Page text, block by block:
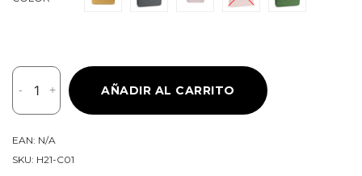
-
Tomtoc
Bolso
Premium
+ AÑADIR AL CARRITO
EAN: N/A
SKU: H21-C01